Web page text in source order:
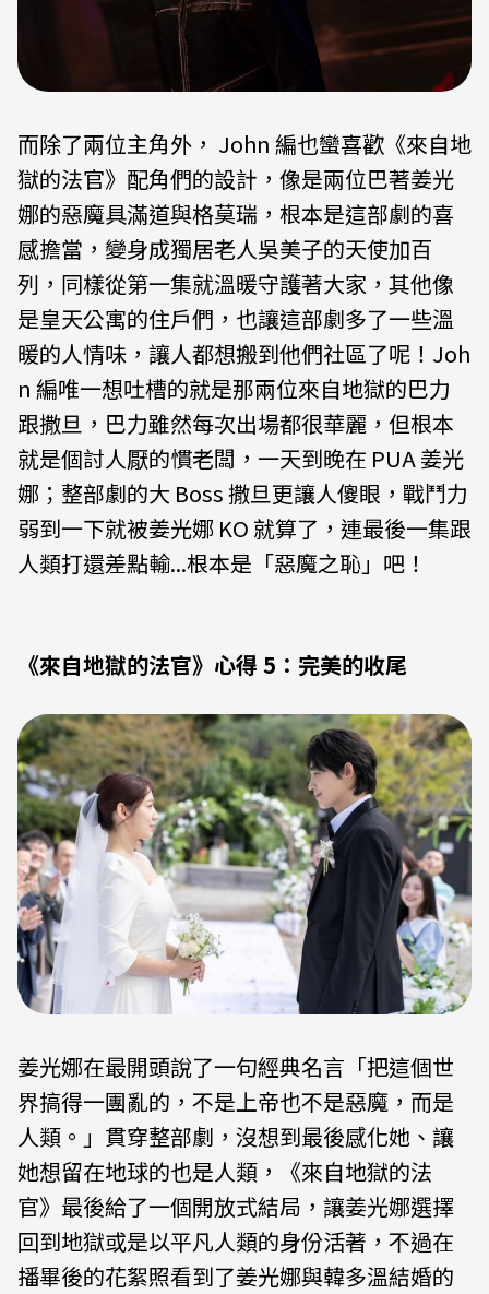
而除了兩位主角外， John 編也蠻喜歡《來自地
獄的法官》配角們的設計，像是兩位巴著姜光
娜的惡魔具滿道與格莫瑞，根本是這部劇的喜
感擔當，變身成獨居老人吳美子的天使加百
列，同樣從第一集就溫暖守護著大家，其他像
是皇天公寓的住戶們，也讓這部劇多了一些溫
暖的人情味，讓人都想搬到他們社區了呢！Joh
n 編唯一想吐槽的就是那兩位來自地獄的巴力
跟撒旦，巴力雖然每次出場都很華麗，但根本
就是個討人厭的慣老闆，一天到晚在 PUA 姜光
娜；整部劇的大 Boss 撒旦更讓人傻眼，戰鬥力
弱到一下就被姜光娜 KO 就算了，連最後一集跟
人類打還差點輸...根本是「惡魔之恥」吧！
《來自地獄的法官》心得 5：完美的收尾
姜光娜在最開頭說了一句經典名言「把這個世
界搞得一團亂的，不是上帝也不是惡魔，而是
人類。」貫穿整部劇，沒想到最後感化她、讓
她想留在地球的也是人類，《來自地獄的法
官》最後給了一個開放式結局，讓姜光娜選擇
回到地獄或是以平凡人類的身份活著，不過在
播畢後的花絮照看到了姜光娜與韓多溫結婚的